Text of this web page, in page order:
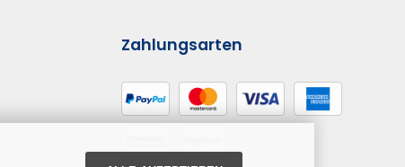
Zahlungsarten